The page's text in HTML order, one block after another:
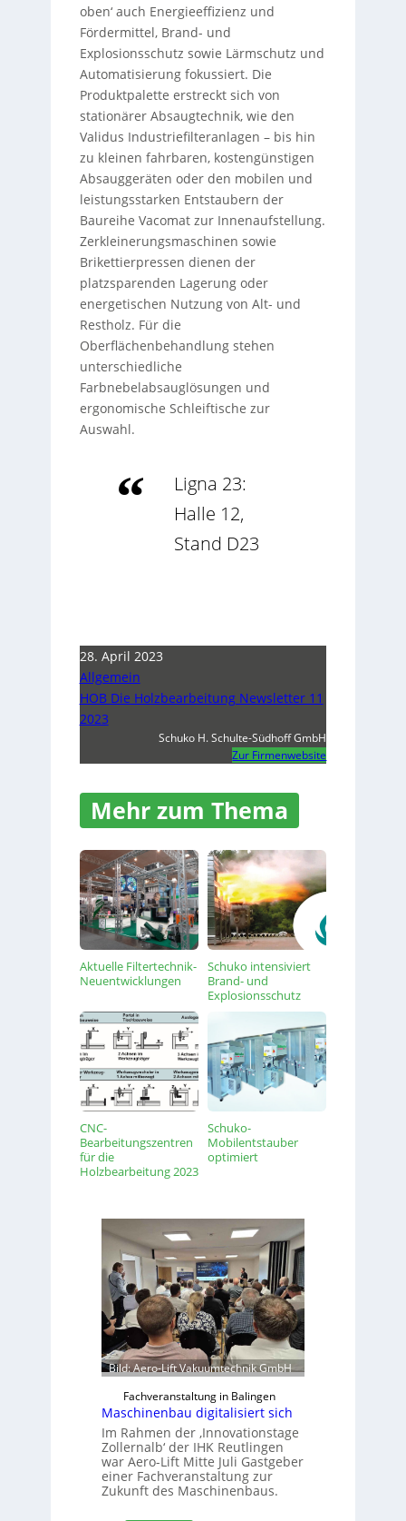
oben‘ auch Energieeffizienz und
Fördermittel, Brand- und
Explosionsschutz sowie Lärmschutz und
Automatisierung fokussiert. Die
Produktpalette erstreckt sich von
stationärer Absaugtechnik, wie den
Validus Industriefilteranlagen – bis hin
zu kleinen fahrbaren, kostengünstigen
Absauggeräten oder den mobilen und
leistungsstarken Entstaubern der
Baureihe Vacomat zur Innenaufstellung.
Zerkleinerungsmaschinen sowie
Brikettierpressen dienen der
platzsparenden Lagerung oder
energetischen Nutzung von Alt- und
Restholz. Für die
Oberflächenbehandlung stehen
unterschiedliche
Farbnebelabsauglösungen und
ergonomische Schleiftische zur
Auswahl.
Ligna 23:
Halle 12,
Stand D23
28. April 2023
Allgemein
HOB Die Holzbearbeitung Newsletter 11
2023
Schuko H. Schulte-Südhoff GmbH
Zur Firmenwebsite
Mehr zum Thema
Aktuelle Filtertechnik-
Neuentwicklungen
Schuko intensiviert
Brand- und
Explosionsschutz
CNC-
Bearbeitungszentren
für die
Holzbearbeitung 2023
Schuko-
Mobilentstauber
optimiert
Bild: Aero-Lift Vakuumtechnik GmbH
Fachveranstaltung in Balingen
Maschinenbau digitalisiert sich
Im Rahmen der ‚Innovationstage
Zollernalb‘ der IHK Reutlingen
war Aero-Lift Mitte Juli Gastgeber
einer Fachveranstaltung zur
Zukunft des Maschinenbaus.